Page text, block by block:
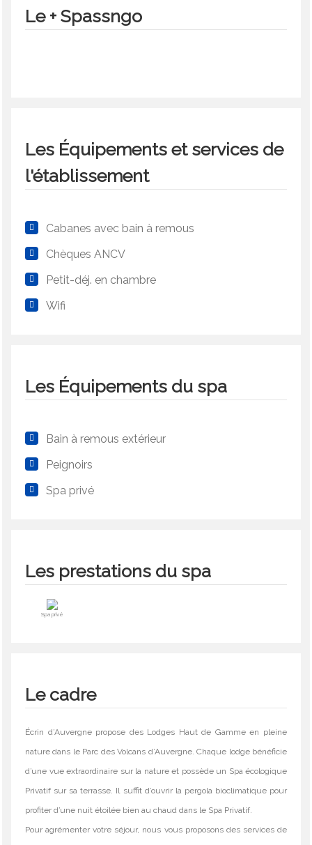
Le + Spassngo
Les Équipements et services de
l'établissement
Cabanes avec bain à remous
Chèques ANCV
Petit-déj. en chambre
Wifi
Les Équipements du spa
Bain à remous extérieur
Peignoirs
Spa privé
Les prestations du spa
Spa privé
Le cadre
Écrin d’Auvergne propose des Lodges Haut de Gamme en pleine
nature dans le Parc des Volcans d’Auvergne. Chaque lodge bénéficie
d’une vue extraordinaire sur la nature et possède un Spa écologique
Privatif sur sa terrasse. Il suffit d’ouvrir la pergola bioclimatique pour
profiter d’une nuit étoilée bien au chaud dans le Spa Privatif.
Pour agrémenter votre séjour, nous vous proposons des services de